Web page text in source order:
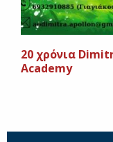
20 χρόνια
Academy